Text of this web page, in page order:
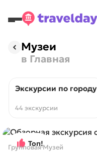
Музеи
в Главная
Экскурсии по городу
44 экскурсии
Топ!
Групповая·Музей